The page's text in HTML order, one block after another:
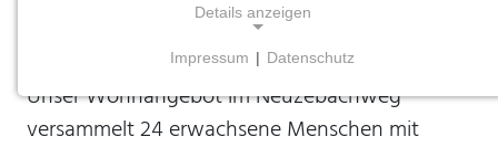
Neuzebachweg
Unser Wohnangebot im Neuzebachweg
versammelt 24 erwachsene Menschen mit
Details anzeigen
Notwendige Cookies ermöglichen grundlegende
Funktionen und sind für die einwandfreie Funktion
Impressum | Datenschutz